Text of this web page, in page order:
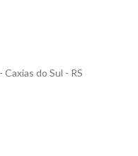
do Sul - RS